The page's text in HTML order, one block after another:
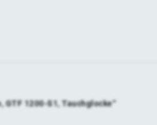
GTF 1200-S1, Tauchglocke“